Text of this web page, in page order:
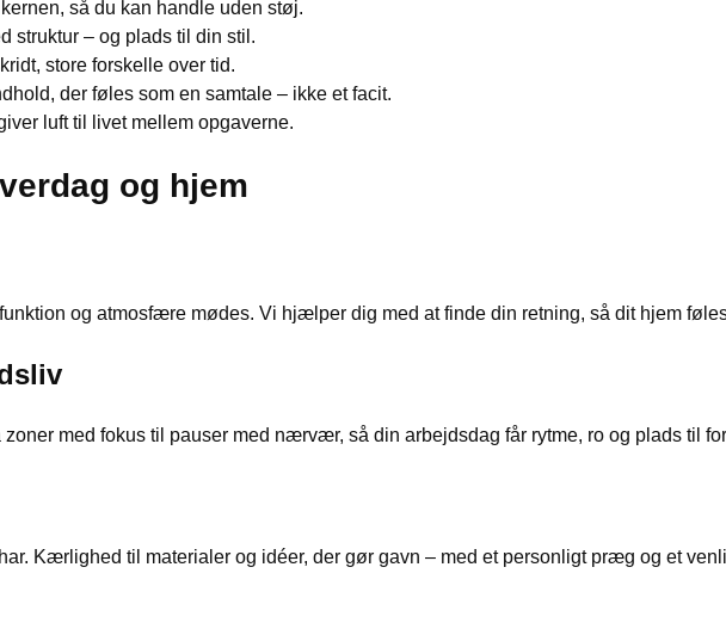
så du kan handle uden støj.
struktur – og plads til din stil.
store forskelle over tid.
der føles som en samtale – ikke et facit.
luft til livet mellem opgaverne.
og hjem
og atmosfære mødes. Vi hjælper dig med at finde din retning, så dit hjem
med fokus til pauser med nærvær, så din arbejdsdag får rytme, ro og plads til
Kærlighed til materialer og idéer, der gør gavn – med et personligt præg og et